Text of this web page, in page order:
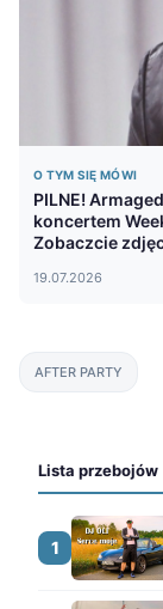
O TYM SIĘ MÓWI
PILNE!
koncertem
Zobaczcie
19.07.2026
AFTER PARTY
Lista przebojów
1